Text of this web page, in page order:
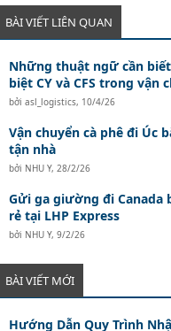
BÀI VIẾT LIÊN QUAN
Những thuật ngữ cần
biệt CY và CFS trong vận
bởi asl_logistics, 10/4/26
Vận chuyển cà phê đi Úc
tận nhà
bởi NHU Y, 28/2/26
Gửi ga giường đi Canada
rẻ tại LHP Express
bởi NHU Y, 9/2/26
BÀI VIẾT MỚI
Hướng Dẫn Quy Trình